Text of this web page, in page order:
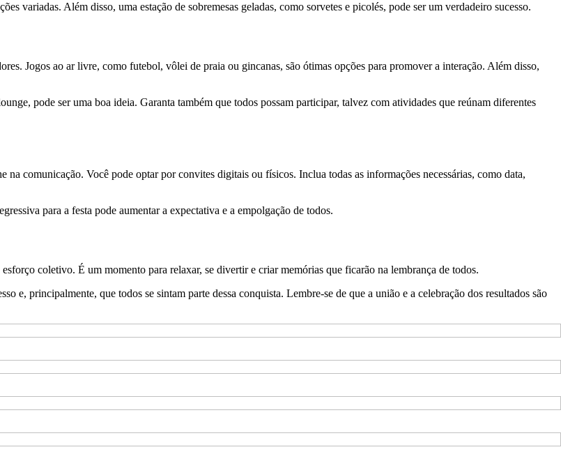
variadas. Além disso, uma estação de sobremesas geladas, como sorvetes e picolés, pode ser um verdadeiro sucesso.
Jogos ao ar livre, como futebol, vôlei de praia ou gincanas, são ótimas opções para promover a interação. Além disso,
pode ser uma boa ideia. Garanta também que todos possam participar, talvez com atividades que reúnam diferentes
comunicação. Você pode optar por convites digitais ou físicos. Inclua todas as informações necessárias, como data,
para a festa pode aumentar a expectativa e a empolgação de todos.
coletivo. É um momento para relaxar, se divertir e criar memórias que ficarão na lembrança de todos.
e, principalmente, que todos se sintam parte dessa conquista. Lembre-se de que a união e a celebração dos resultados são